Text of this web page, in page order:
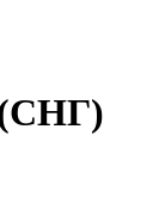
(СНГ)